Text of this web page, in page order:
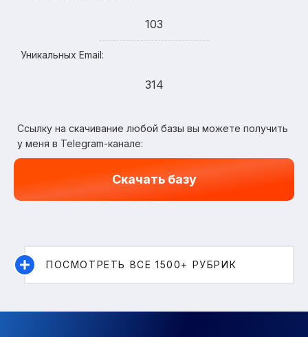
103
Уникальных Email:
314
Ссылку на скачивание любой базы вы можете получить
у меня в Telegram-канале:
Скачать базу
ПОСМОТРЕТЬ ВСЕ 1500+ РУБРИК